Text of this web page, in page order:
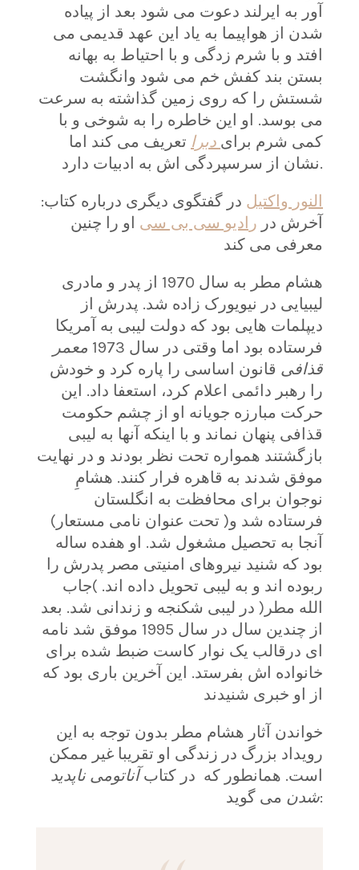
آور به ایرلند دعوت می شود بعد از پیاده
شدن از هواپیما به یاد این عهد قدیمی می
افتد و با شرم زدگی و با احتیاط به بهانه
بستن بند کفش خم می شود وانگشت
شستش را که روی زمین گذاشته به سرعت
می بوسد. او این خاطره را به شوخی و با
کمی شرم برای دبرا تعریف می کند اما
نشان از سرسپردگی اش به ادبیات دارد.
: النور واکتیل در گفتگوی دیگری درباره کتاب
آخرش در رادیو سی بی سی او را چنین
معرفی می کند
هشام مطر به سال 1970 از پدر و مادری
لیبیایی در نیویورک زاده شد. پدرش از
دیپلمات هایی بود که دولت لیبی به آمریکا
فرستاده بود اما وقتی در سال 1973
معمر
قذافی قانون اساسی را پاره کرد و خودش
را رهبر دائمی اعلام کرد، استعفا داد. این
حرکت مبارزه جویانه او از چشم حکومت
قذافی پنهان نماند و با اینکه آنها به لیبی
بازگشتند همواره تحت نظر بودند و در نهایت
موفق شدند به قاهره فرار کنند. هشامِ
نوجوان برای محافظت به انگلستان
فرستاده شد و( تحت عنوان نامی مستعار)
آنجا به تحصیل مشغول شد. او هفده ساله
بود که شنید نیروهای امنیتی مصر پدرش را
ربوده اند و به لیبی تحویل داده اند. )جاب
الله مطر( در لیبی شکنجه و زندانی شد. بعد
از چندین سال در سال 1995 موفق شد نامه
ای درقالب یک نوار کاست ضبط شده برای
خانواده اش بفرستد. این آخرین باری بود که
از او خبری شنیدند
خواندن آثار هشام مطر بدون توجه به این
رویداد بزرگ در زندگی او تقریبا غیر ممکن
است. همانطور که در کتابآناتومی ناپدید
شدنمی گوید: